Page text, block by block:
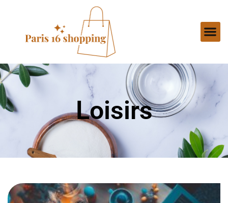
Loisirs